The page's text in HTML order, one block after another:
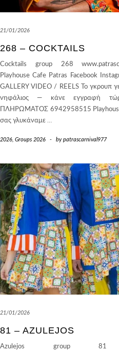
21/01/2026
268 – COCKTAILS
Cocktails group 268
Playhouse Cafe Patras Facebook
GALLERY VIDEO / REELS Το γκρουπ
νηφάλιος — κάνε εγγραφή
ΠΛΗΡΩΜΑΤΟΣ 6942958515
σας γλυκάναμε …
2026, Groups 2026 - bypatrascarnival977
21/01/2026
81 – AZULEJOS
Azulejos group 81